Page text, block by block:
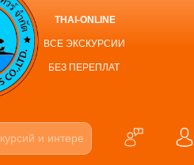
THAI-ONLINE
ВСЕ ЭКСКУРСИИ
БЕЗ ПЕРЕПЛАТ